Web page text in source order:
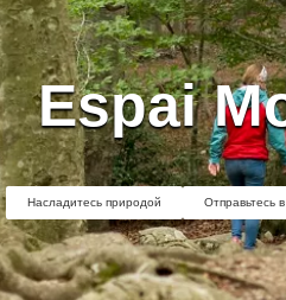
Espai
Насладитесь природой Отправьтесь